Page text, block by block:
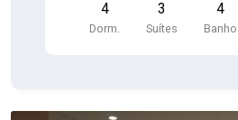
vagas cobertas 600m2 de área total e 320 m2 de
área útil AGENDE HOJE MESMO SUA VISITA E
4
Dorm.
3
Suítes
4
Banho